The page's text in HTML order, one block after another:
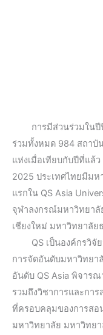
การมีส่วนร่วมในปีนี้
ร่วมทั้งหมด 984 สถาบั
แห่งเมื่อเทียบกับปีที่แล้
2025 ประเทศไทยมีม
แรกใน QS Asia
จุฬาลงกรณ์มหาวิทยา
เชียงใหม่ มหาวิทยาลัย
QS เป็นองค์กรวิจัย
การจัดอันดับมหาวิทยา
อันดับ QS Asia พิจาร
รวมถึงวิชาการและกา
ที่ครอบคลุมของการสอ
มหาวิทยาลัย มหาวิทย